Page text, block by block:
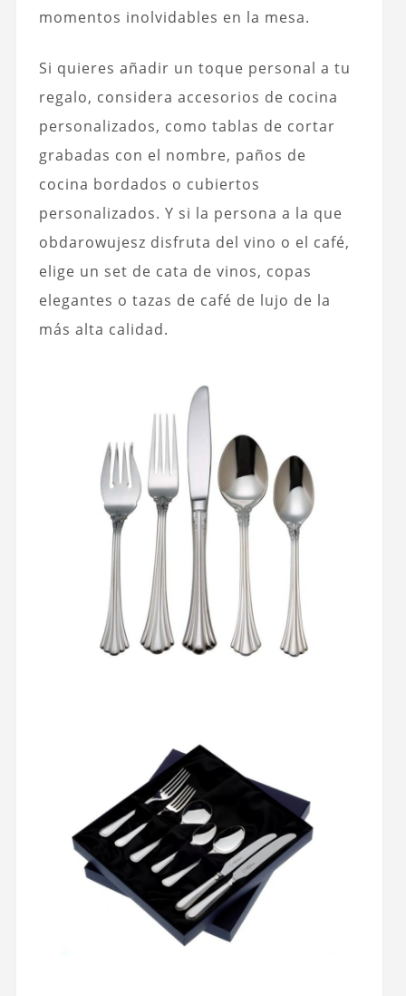
momentos inolvidables en la mesa.
Si quieres añadir un toque personal a tu
regalo, considera accesorios de cocina
personalizados, como tablas de cortar
grabadas con el nombre, paños de
cocina bordados o cubiertos
personalizados. Y si la persona a la que
obdarowujesz disfruta del vino o el café,
elige un set de cata de vinos, copas
elegantes o tazas de café de lujo de la
más alta calidad.